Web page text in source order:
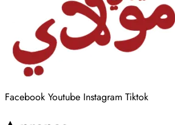
Facebook Youtube Instagram Tiktok